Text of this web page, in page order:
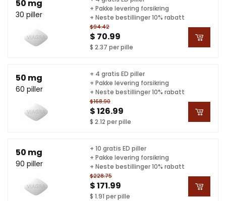
50 mg
30 piller
$94.42
$ 70.99
$ 2.37 per pille
+ Pakke levering forsikring
+ Neste bestillinger 10% rabatt
50 mg
60 piller
$168.90
$ 126.99
$ 2.12 per pille
+ 4 gratis ED piller
+ Pakke levering forsikring
+ Neste bestillinger 10% rabatt
50 mg
90 piller
$228.75
$ 171.99
$ 1.91 per pille
+ 10 gratis ED piller
+ Pakke levering forsikring
+ Neste bestillinger 10% rabatt